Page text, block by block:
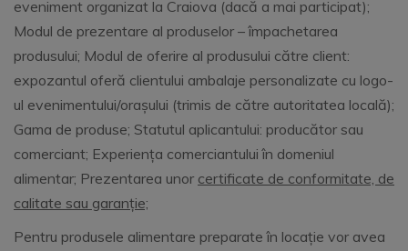
eveniment organizat la Craiova (dacă a mai participat);
Modul de prezentare al produselor – împachetarea
produsului; Modul de oferire al produsului către client:
expozantul oferă clientului ambalaje personalizate cu logo-
ul evenimentului/orașului (trimis de către autoritatea locală);
Gama de produse; Statutul aplicantului: producător sau
comerciant; Experiența comerciantului în domeniul
alimentar; Prezentarea unor certificate de conformitate, de
calitate sau garanție;
Pentru produsele alimentare preparate în locație vor avea